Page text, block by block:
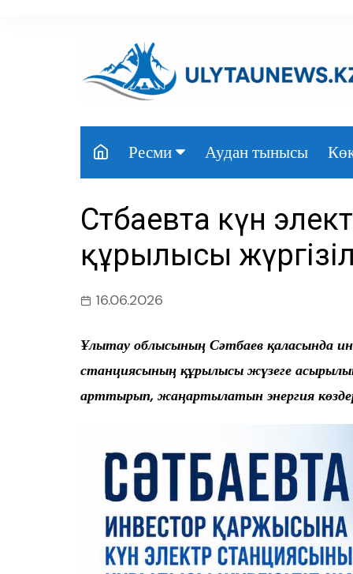
Ресми
Үкімет
Парламент
Облыс әкімдігі
Аудан тынысы
Сәтбаевта күн
құрылысы
16.06.2026
Ұлытау облысының Сәтбаев қаласында
станциясының құрылысы жүзеге
арттырып, жаңартылатын энергия